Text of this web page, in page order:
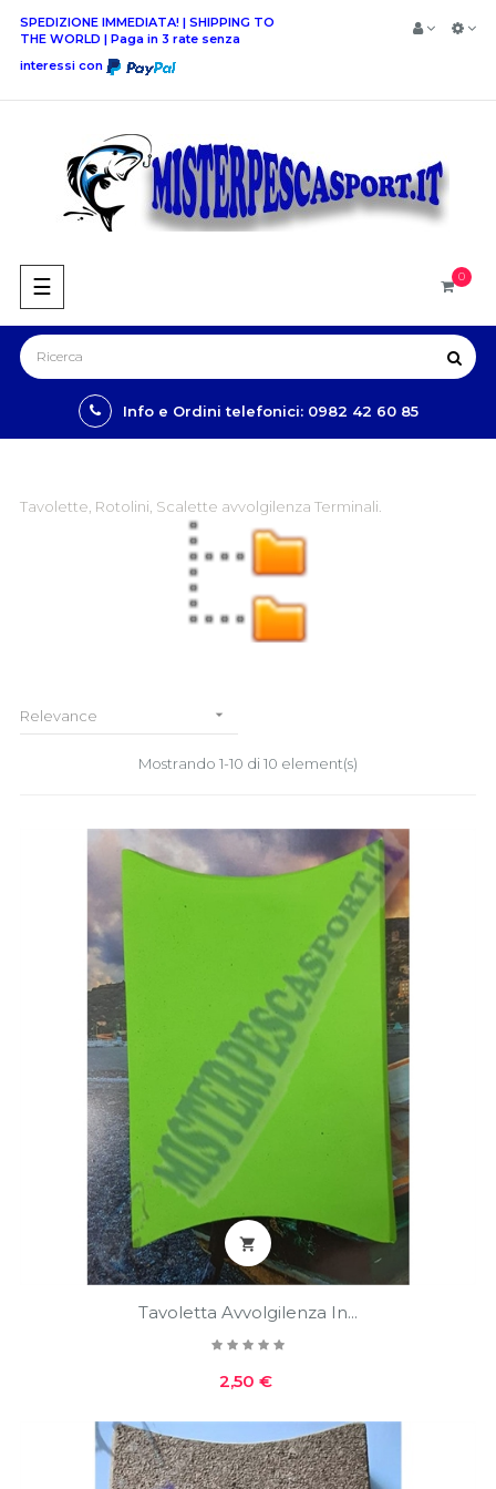
SPEDIZIONE IMMEDIATA! | SHIPPING TO
THE WORLD | Paga in 3 rate senza
interessi con
navigazione
Toggle
☰ 0
Info e Ordini telefonici: 0982 42 60 85
Tavolette, Rotolini, Scalette avvolgilenza Terminali.
Relevance 
Mostrando 1-10 di 10 element(s)

Tavoletta Avvolgilenza In...
Prezzo
2,50 €